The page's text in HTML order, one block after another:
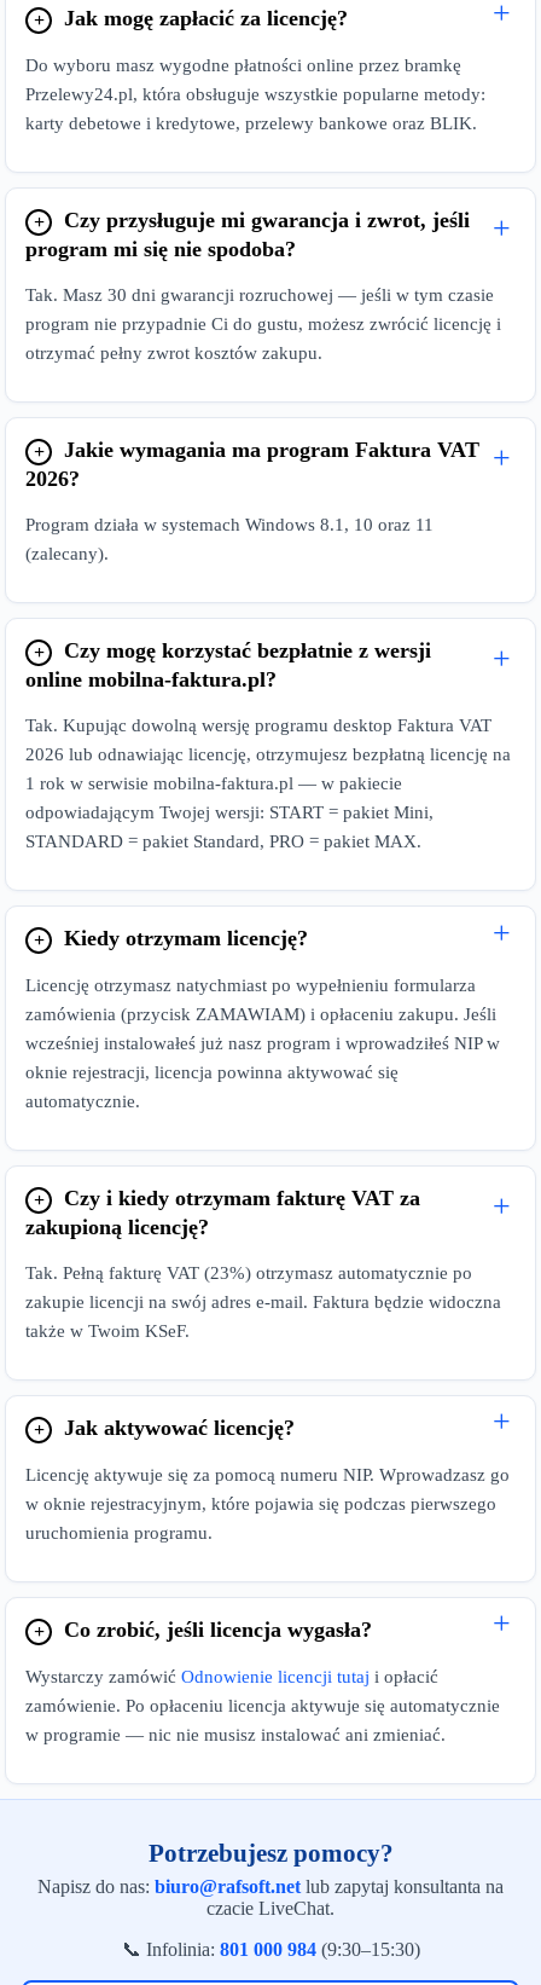
Jak mogę zapłacić za licencję?
Do wyboru masz wygodne płatności online przez bramkę
Przelewy24.pl, która obsługuje wszystkie popularne metody:
karty debetowe i kredytowe, przelewy bankowe oraz BLIK.
Czy przysługuje mi gwarancja i zwrot, jeśli
program mi się nie spodoba?
Tak. Masz 30 dni gwarancji rozruchowej — jeśli w tym czasie
program nie przypadnie Ci do gustu, możesz zwrócić licencję i
otrzymać pełny zwrot kosztów zakupu.
Jakie wymagania ma program Faktura VAT
2026?
Program działa w systemach Windows 8.1, 10 oraz 11
(zalecany).
Czy mogę korzystać bezpłatnie z wersji
online mobilna-faktura.pl?
Tak. Kupując dowolną wersję programu desktop Faktura VAT
2026 lub odnawiając licencję, otrzymujesz bezpłatną licencję na
1 rok w serwisie mobilna-faktura.pl — w pakiecie
odpowiadającym Twojej wersji: START = pakiet Mini,
STANDARD = pakiet Standard, PRO = pakiet MAX.
Kiedy otrzymam licencję?
Licencję otrzymasz natychmiast po wypełnieniu formularza
zamówienia (przycisk ZAMAWIAM) i opłaceniu zakupu. Jeśli
wcześniej instalowałeś już nasz program i wprowadziłeś NIP w
oknie rejestracji, licencja powinna aktywować się
automatycznie.
Czy i kiedy otrzymam fakturę VAT za
zakupioną licencję?
Tak. Pełną fakturę VAT (23%) otrzymasz automatycznie po
zakupie licencji na swój adres e-mail. Faktura będzie widoczna
także w Twoim KSeF.
Jak aktywować licencję?
Licencję aktywuje się za pomocą numeru NIP. Wprowadzasz go
w oknie rejestracyjnym, które pojawia się podczas pierwszego
uruchomienia programu.
Co zrobić, jeśli licencja wygasła?
Wystarczy zamówić Odnowienie licencji tutaj i opłacić
zamówienie. Po opłaceniu licencja aktywuje się automatycznie
w programie — nic nie musisz instalować ani zmieniać.
Potrzebujesz pomocy?
Napisz do nas: biuro@rafsoft.net lub zapytaj konsultanta na
czacie LiveChat.
📞 Infolinia: 801 000 984(9:30–15:30)